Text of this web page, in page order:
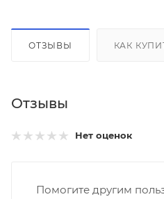
ОТЗЫВЫ КАК
Отзывы
Нет оценок
Помогите другим